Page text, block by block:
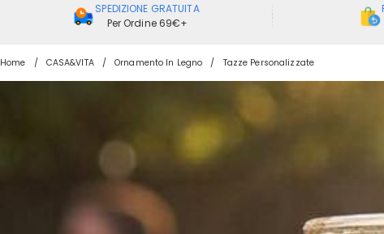
SPEDIZIONE GRATUITA
Per Ordine 69€+
Home CASA&VITA Ornamento In Legno Tazze Personalizzate